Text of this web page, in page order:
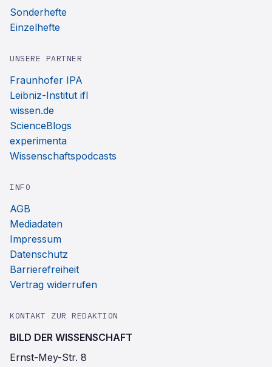
Sonderhefte
Einzelhefte
UNSERE PARTNER
Fraunhofer IPA
Leibniz-Institut ifl
wissen.de
ScienceBlogs
experimenta
Wissenschaftspodcasts
INFO
AGB
Mediadaten
Impressum
Datenschutz
Barrierefreiheit
Vertrag widerrufen
KONTAKT ZUR REDAKTION
BILD DER WISSENSCHAFT
Ernst-Mey-Str. 8